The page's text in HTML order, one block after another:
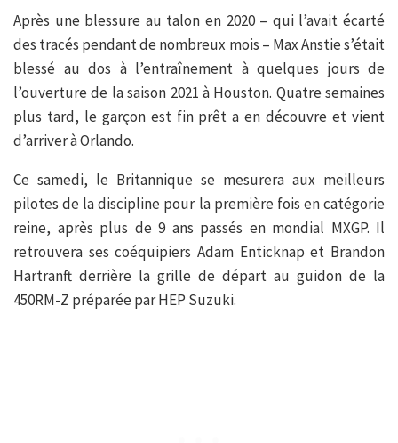
Après une blessure au talon en 2020 – qui l’avait écarté
des tracés pendant de nombreux mois – Max Anstie s’était
blessé au dos à l’entraînement à quelques jours de
l’ouverture de la saison 2021 à Houston. Quatre semaines
plus tard, le garçon est fin prêt a en découvre et vient
d’arriver à Orlando.
Ce samedi, le Britannique se mesurera aux meilleurs
pilotes de la discipline pour la première fois en catégorie
reine, après plus de 9 ans passés en mondial MXGP. Il
retrouvera ses coéquipiers Adam Enticknap et Brandon
Hartranft derrière la grille de départ au guidon de la
450RM-Z préparée par HEP Suzuki.